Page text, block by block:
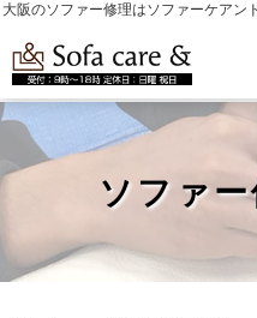
大阪のソファー修理はソファーケアン
ソファ